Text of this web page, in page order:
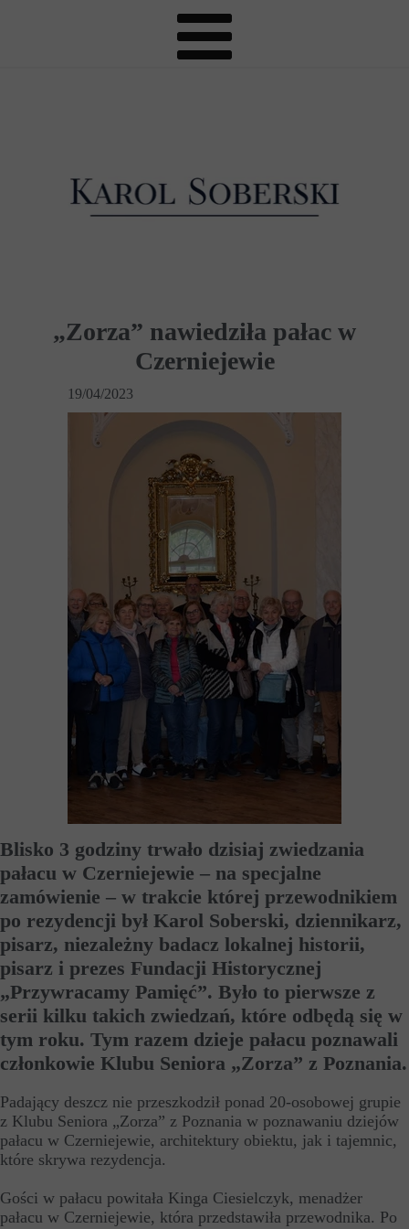
19/04/2023
„Zorza” nawiedziła pałac w
Czerniejewie
Blisko 3 godziny trwało dzisiaj zwiedzania
pałacu w Czerniejewie – na specjalne
zamówienie – w trakcie której przewodnikiem
po rezydencji był Karol Soberski, dziennikarz,
pisarz, niezależny badacz lokalnej historii,
pisarz i prezes Fundacji Historycznej
„Przywracamy Pamięć”. Było to pierwsze z
serii kilku takich zwiedzań, które odbędą się w
tym roku. Tym razem dzieje pałacu poznawali
członkowie Klubu Seniora „Zorza” z Poznania.
Padający deszcz nie przeszkodził ponad 20-osobowej grupie
z Klubu Seniora „Zorza” z Poznania w poznawaniu dziejów
pałacu w Czerniejewie, architektury obiektu, jak i tajemnic,
które skrywa rezydencja.
Gości w pałacu powitała Kinga Ciesielczyk, menadżer
pałacu w Czerniejewie, która przedstawiła przewodnika. Po